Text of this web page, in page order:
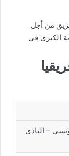
من أجل
الكبرى في
– النادي